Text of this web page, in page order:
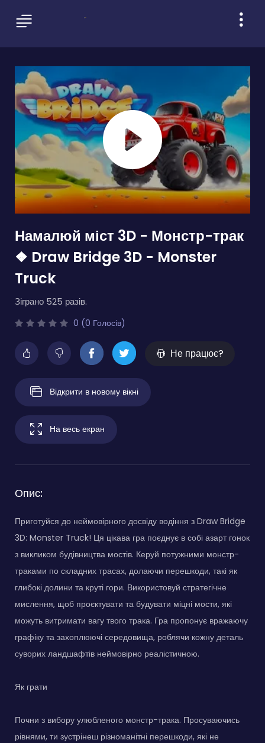
Намалюй міст 3D - Монстр-трак
❖ Draw Bridge 3D - Monster
Truck
Зіграно 525 разів.
0 (0 Голосів)
Не працює?
Відкрити в новому вікні
На весь екран
Опис:
Приготуйся до неймовірного досвіду водіння з Draw Bridge
3D: Monster Truck! Ця цікава гра поєднує в собі азарт гонок
з викликом будівництва мостів. Керуй потужними монстр-
траками по складних трасах, долаючи перешкоди, такі як
глибокі долини та круті гори. Використовуй стратегічне
мислення, щоб проєктувати та будувати міцні мости, які
можуть витримати вагу твого трака. Гра пропонує вражаючу
графіку та захоплюючі середовища, роблячи кожну деталь
суворих ландшафтів неймовірно реалістичною.
Як грати
Почни з вибору улюбленого монстр-трака. Просуваючись
рівнями, ти зустрінеш різноманітні перешкоди, які не